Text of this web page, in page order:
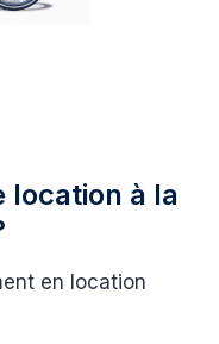
à la
en location